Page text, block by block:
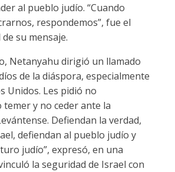
al pueblo judío. “Cuando
respondemos”, fue el
su mensaje.
Netanyahu dirigió un llamado
de la diáspora, especialmente
Unidos. Les pidió no
temer y no ceder ante la
Defiendan la verdad,
defiendan al pueblo judío y
judío”, expresó, en una
la seguridad de Israel con